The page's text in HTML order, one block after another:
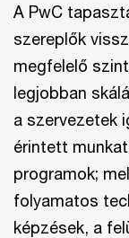
A PwC
szereplők
megfelelő
legjobban
a szervezetek
érintett
programok;
folyamatos
képzések, a